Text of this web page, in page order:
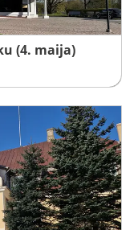
(4. maija)